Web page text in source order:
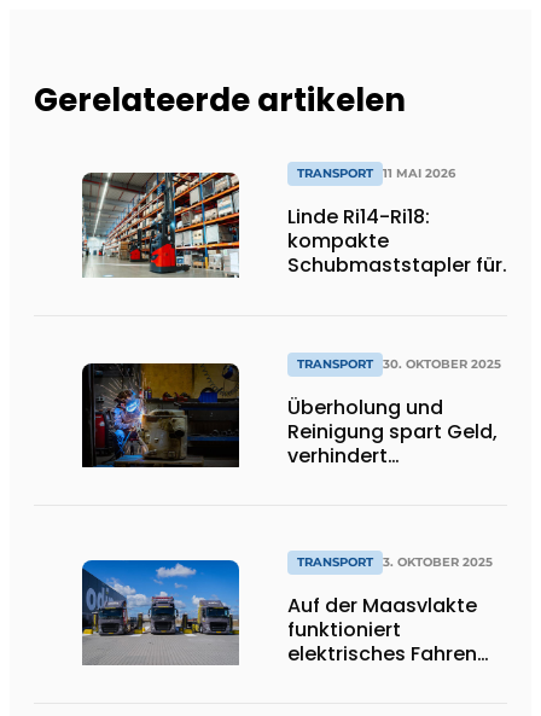
Gerelateerde artikelen
TRANSPORT 11 MAI 2026
Linde Ri14-Ri18:
kompakte
Schubmaststapler für
TRANSPORT 30. OKTOBER 2025
Überholung und
Reinigung spart Geld,
verhindert
TRANSPORT 3. OKTOBER 2025
Auf der Maasvlakte
funktioniert
elektrisches Fahren